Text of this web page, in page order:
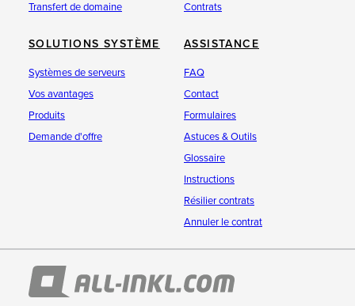
Transfert de domaine
Contrats
SOLUTIONS SYSTÈME
Systèmes de serveurs
Vos avantages
Produits
Demande d'offre
ASSISTANCE
FAQ
Contact
Formulaires
Astuces & Outils
Glossaire
Instructions
Résilier contrats
Annuler le contrat